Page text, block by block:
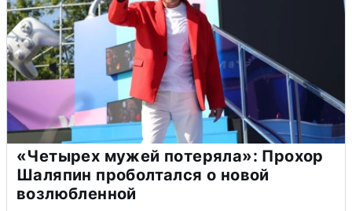
«Четырех мужей потеряла»: Прохор
Шаляпин проболтался о новой
возлюбленной